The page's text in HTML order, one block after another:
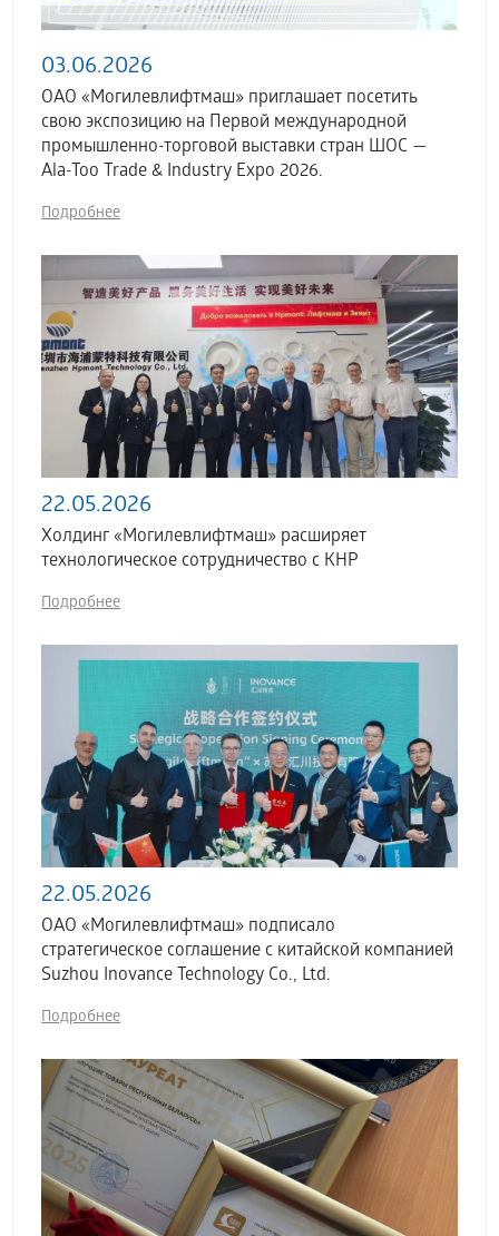
03.06.2026
ОАО «Могилевлифтмаш» приглашает посетить
свою экспозицию на Первой международной
промышленно-торговой выставки стран ШОС —
Ala-Too Trade & Industry Expo 2026.
Подробнее
22.05.2026
Холдинг «Могилевлифтмаш» расширяет
технологическое сотрудничество с КНР
Подробнее
22.05.2026
ОАО «Могилевлифтмаш» подписало
стратегическое соглашение с китайской компанией
Suzhou Inovance Technology Co., Ltd.
Подробнее